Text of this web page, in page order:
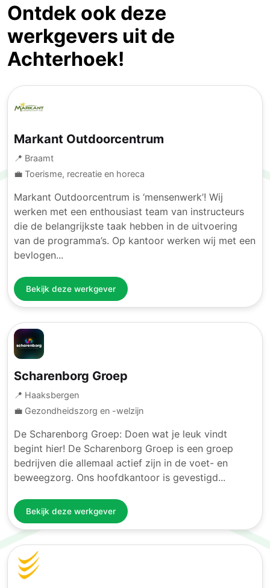
Ontdek ook deze
werkgevers uit de
Achterhoek!
Markant Outdoorcentrum
📍 Braamt
💼 Toerisme, recreatie en horeca
Markant Outdoorcentrum is ‘mensenwerk’! Wij
werken met een enthousiast team van instructeurs
die de belangrijkste taak hebben in de uitvoering
van de programma’s. Op kantoor werken wij met een
bevlogen...
Bekijk deze werkgever
Scharenborg Groep
📍 Haaksbergen
💼 Gezondheidszorg en -welzijn
De Scharenborg Groep: Doen wat je leuk vindt
begint hier! De Scharenborg Groep is een groep
bedrijven die allemaal actief zijn in de voet- en
beweegzorg. Ons hoofdkantoor is gevestigd...
Bekijk deze werkgever